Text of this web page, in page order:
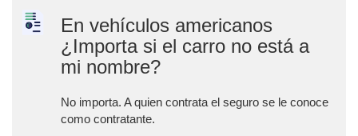
En vehículos americanos
¿Importa si el carro no está a
mi nombre?
No importa. A quien contrata el seguro se le conoce
como contratante.